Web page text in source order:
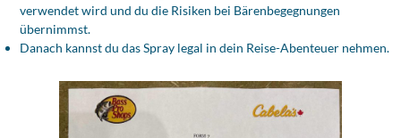
verwendet wird und du die Risiken bei Bärenbegegnungen
übernimmst.
Danach kannst du das Spray legal in dein Reise-Abenteuer nehmen.